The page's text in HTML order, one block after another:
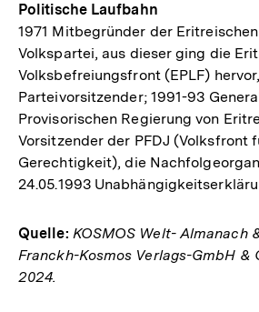
Politische Laufbahn
1971 Mitbegründer der
Volkspartei, aus dieser ging die
Volksbefreiungsfront (EPLF)
Parteivorsitzender; 1991-93
Provisorischen Regierung von
Vorsitzender der PFDJ (Volksfront
Gerechtigkeit), die
24.05.1993
Quelle: KOSMOS Welt- Almanach
Franckh-Kosmos Verlags-GmbH &
2024.